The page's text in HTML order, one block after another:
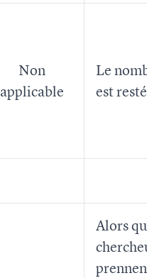
Non
applicable
Le
est
Alors